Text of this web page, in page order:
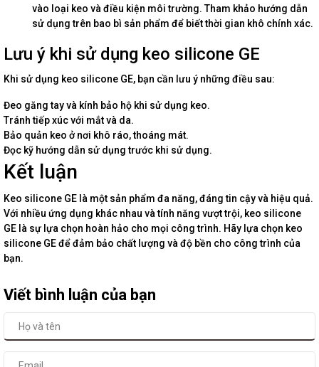
vào loại keo và điều kiện môi trường. Tham khảo hướng dẫn
sử dụng trên bao bì sản phẩm để biết thời gian khô chính xác.
Lưu ý khi sử dụng keo silicone GE
Khi sử dụng keo silicone GE, bạn cần lưu ý những điều sau:
Đeo găng tay và kính bảo hộ khi sử dụng keo.
Tránh tiếp xúc với mắt và da.
Bảo quản keo ở nơi khô ráo, thoáng mát.
Đọc kỹ hướng dẫn sử dụng trước khi sử dụng.
Kết luận
Keo silicone GE là một sản phẩm đa năng, đáng tin cậy và hiệu quả.
Với nhiều ứng dụng khác nhau và tính năng vượt trội, keo silicone
GE là sự lựa chọn hoàn hảo cho mọi công trình. Hãy lựa chọn keo
silicone GE để đảm bảo chất lượng và độ bền cho công trình của
bạn.
Viết bình luận của bạn